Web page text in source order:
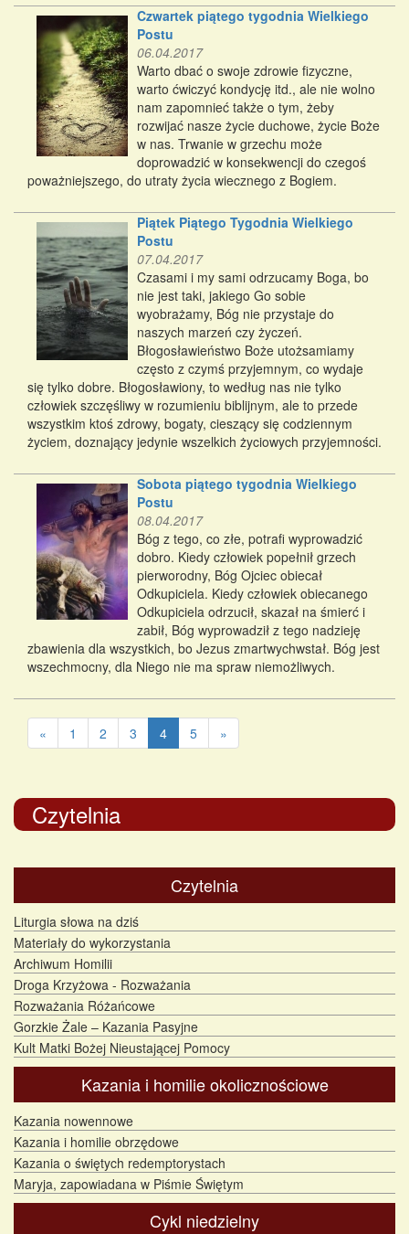
Czwartek piątego tygodnia Wielkiego
Postu
06.04.2017
Warto dbać o swoje zdrowie fizyczne,
warto ćwiczyć kondycję itd., ale nie wolno
nam zapomnieć także o tym, żeby
rozwijać nasze życie duchowe, życie Boże
w nas. Trwanie w grzechu może
doprowadzić w konsekwencji do czegoś
poważniejszego, do utraty życia wiecznego z Bogiem.
Piątek Piątego Tygodnia Wielkiego
Postu
07.04.2017
Czasami i my sami odrzucamy Boga, bo
nie jest taki, jakiego Go sobie
wyobrażamy, Bóg nie przystaje do
naszych marzeń czy życzeń.
Błogosławieństwo Boże utożsamiamy
często z czymś przyjemnym, co wydaje
się tylko dobre. Błogosławiony, to według nas nie tylko
człowiek szczęśliwy w rozumieniu biblijnym, ale to przede
wszystkim ktoś zdrowy, bogaty, cieszący się codziennym
życiem, doznający jedynie wszelkich życiowych przyjemności.
Sobota piątego tygodnia Wielkiego
Postu
08.04.2017
Bóg z tego, co złe, potrafi wyprowadzić
dobro. Kiedy człowiek popełnił grzech
pierworodny, Bóg Ojciec obiecał
Odkupiciela. Kiedy człowiek obiecanego
Odkupiciela odrzucił, skazał na śmierć i
zabił, Bóg wyprowadził z tego nadzieję
zbawienia dla wszystkich, bo Jezus zmartwychwstał. Bóg jest
wszechmocny, dla Niego nie ma spraw niemożliwych.
« 1 2 3 4 5 »
Czytelnia
Czytelnia
Liturgia słowa na dziś
Materiały do wykorzystania
Archiwum Homilii
Droga Krzyżowa - Rozważania
Rozważania Różańcowe
Gorzkie Żale – Kazania Pasyjne
Kult Matki Bożej Nieustającej Pomocy
Kazania i homilie okolicznościowe
Kazania nowennowe
Kazania i homilie obrzędowe
Kazania o świętych redemptorystach
Maryja, zapowiadana w Piśmie Świętym
Cykl niedzielny